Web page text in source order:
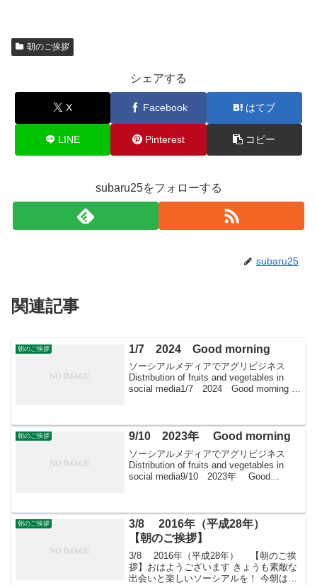
朝のご挨拶
シェアする
X Facebook はてブ
LINE Pinterest コピー
subaru25をフォローする
subaru25
関連記事
朝のご挨拶 1/7 2024 Good morning
ソーシアルメディアでアグリビジネス
Distribution of fruits and vegetables in
social media1/7 2024 Good morning 朝
朝のご挨拶 9/10 2023年 Good morning
ソーシアルメディアでアグリビジネス
Distribution of fruits and vegetables in
social media9/10 2023年 Good
朝のご挨拶
3/8 2016年（平成28年）
【朝のご挨拶】
3/8 2016年（平成28年） 【朝のご挨
拶】おはようございます きょうも素敵な
出会いと楽しいソーシアルを！ 今朝は桜